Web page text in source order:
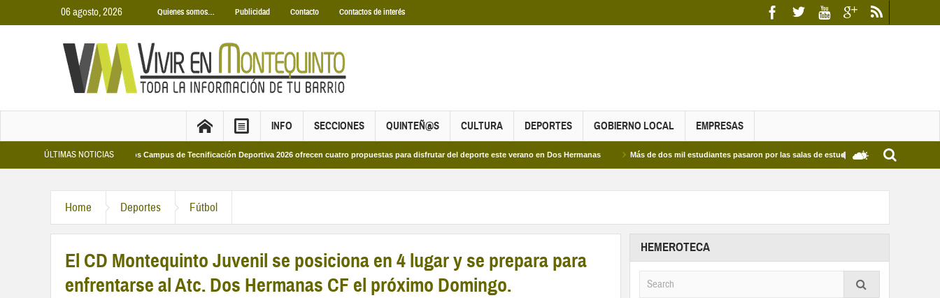
06 agosto, 2026 Quienes somos… Publicidad Contacto Contactos de interés
INFO SECCIONES QUINTEÑ@S CULTURA DEPORTES GOBIERNO LOCAL EMPRESAS
ÚLTIMAS NOTICIAS
2026 Los Campus de Tecnificación Deportiva 2026 ofrecen cuatro propuestas para disfrutar del deporte este verano en Dos Hermanas Más de dos mil estudiantes pasaron por las salas de estudio de las Bibliotecas Municipales y
Home Deportes Fútbol
El CD Montequinto Juvenil se posiciona en 4 lugar y se prepara para
enfrentarse al Atc. Dos Hermanas CF el próximo Domingo.
HEMEROTECA